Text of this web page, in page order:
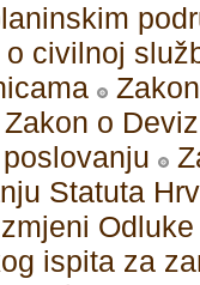
o civilnoj
Zakon o
Statuta
ispita za